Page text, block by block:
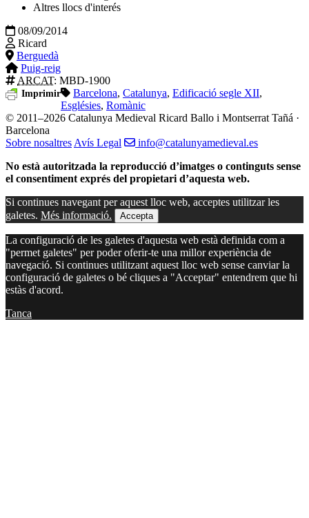
Altres llocs d'interés
08/09/2014
Ricard
Berguedà
Puig-reig
ARCAT: MBD-1900
Imprimir Barcelona, Catalunya, Edificació segle XII,
Esglésies, Romànic
© 2011–2026 Catalunya Medieval Ricard Ballo i Montserrat Tañá ·
Barcelona
Sobre nosaltres Avís Legal
info@catalunyamedieval.es
No està autoritzada la reproducció d’imatges o continguts sense
el consentiment exprés del propietari d’aquesta web.
Si continues navegant per aquest lloc web, acceptes utilitzar les
galetes. Més informació. Accepta
La configuració de les galetes d'aquesta web està definida com a
"permet galetes" per poder oferir-te una millor experiència de
navegació. Si continues utilitzant aquest lloc web sense canviar la
configuració de galetes o bé cliques a "Acceptar" entendrem que hi
estàs d'acord.
Tanca